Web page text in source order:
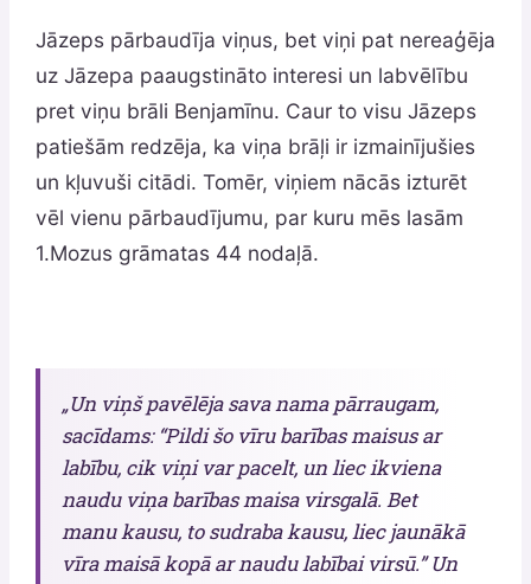
Jāzeps pārbaudīja viņus, bet viņi pat nereaģēja
uz Jāzepa paaugstināto interesi un labvēlību
pret viņu brāli Benjamīnu. Caur to visu Jāzeps
patiešām redzēja, ka viņa brāļi ir izmainījušies
un kļuvuši citādi. Tomēr, viņiem nācās izturēt
vēl vienu pārbaudījumu, par kuru mēs lasām
1.Mozus grāmatas 44 nodaļā.
„Un viņš pavēlēja sava nama pārraugam,
sacīdams: “Pildi šo vīru barības maisus ar
labību, cik viņi var pacelt, un liec ikviena
naudu viņa barības maisa virsgalā. Bet
manu kausu, to sudraba kausu, liec jaunākā
vīra maisā kopā ar naudu labībai virsū.” Un